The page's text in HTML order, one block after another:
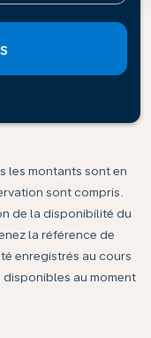
les montants sont en
sont compris.
de la disponibilité du
la référence de
enregistrés au cours
au moment